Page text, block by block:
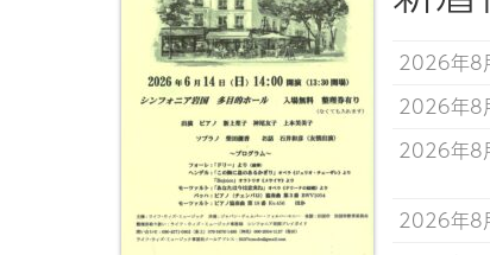
2026年8
2026年8
2026年8
2026年8